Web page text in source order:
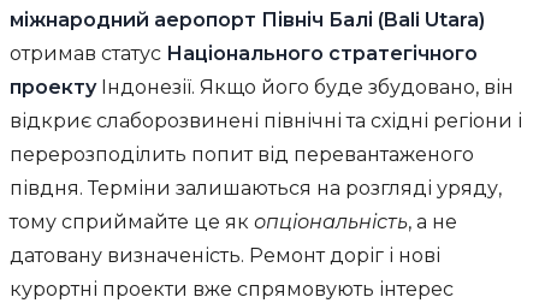
міжнародний аеропорт Північ Балі (Bali Utara)
отримав статус Національного стратегічного
проектуІндонезії. Якщо його буде збудовано, він
відкриє слаборозвинені північні та східні регіони і
перерозподілить попит від перевантаженого
півдня. Терміни залишаються на розгляді уряду,
тому сприймайте це як опціональність, а не
датовану визначеність. Ремонт доріг і нові
курортні проекти вже спрямовують інтерес